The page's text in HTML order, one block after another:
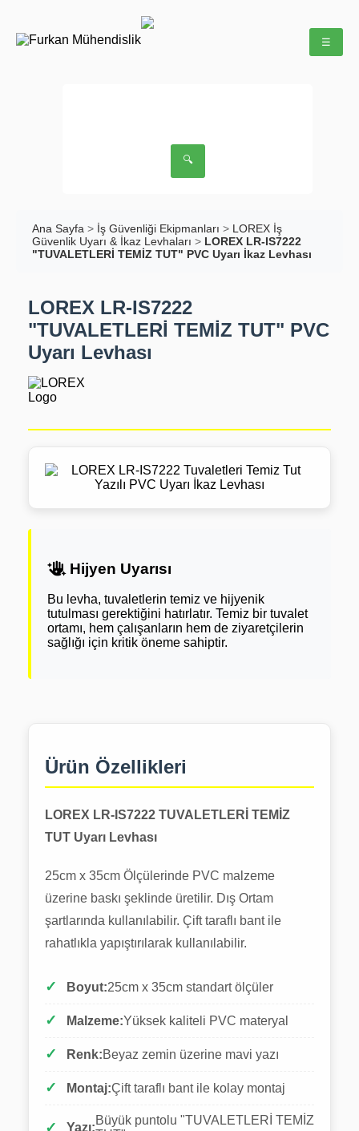
🔍
☰
Ana Sayfa > İş Güvenliği Ekipmanları > LOREX İş
Güvenlik Uyarı & İkaz Levhaları > LOREX LR-IS7222
"TUVALETLERİ TEMİZ TUT" PVC Uyarı İkaz Levhası
LOREX LR-IS7222
"TUVALETLERİ TEMİZ TUT" PVC
Uyarı Levhası
Hijyen Uyarısı
Bu levha, tuvaletlerin temiz ve hijyenik
tutulması gerektiğini hatırlatır. Temiz bir tuvalet
ortamı, hem çalışanların hem de ziyaretçilerin
sağlığı için kritik öneme sahiptir.
Ürün Özellikleri
LOREX LR-IS7222 TUVALETLERİ TEMİZ
TUT Uyarı Levhası
25cm x 35cm Ölçülerinde PVC malzeme
üzerine baskı şeklinde üretilir. Dış Ortam
şartlarında kullanılabilir. Çift taraflı bant ile
rahatlıkla yapıştırılarak kullanılabilir.
Boyut:25cm x 35cm standart ölçüler
Malzeme:Yüksek kaliteli PVC materyal
Renk:Beyaz zemin üzerine mavi yazı
Montaj:Çift taraflı bant ile kolay montaj
Yazı:
Büyük puntolu "TUVALETLERİ TEMİZ